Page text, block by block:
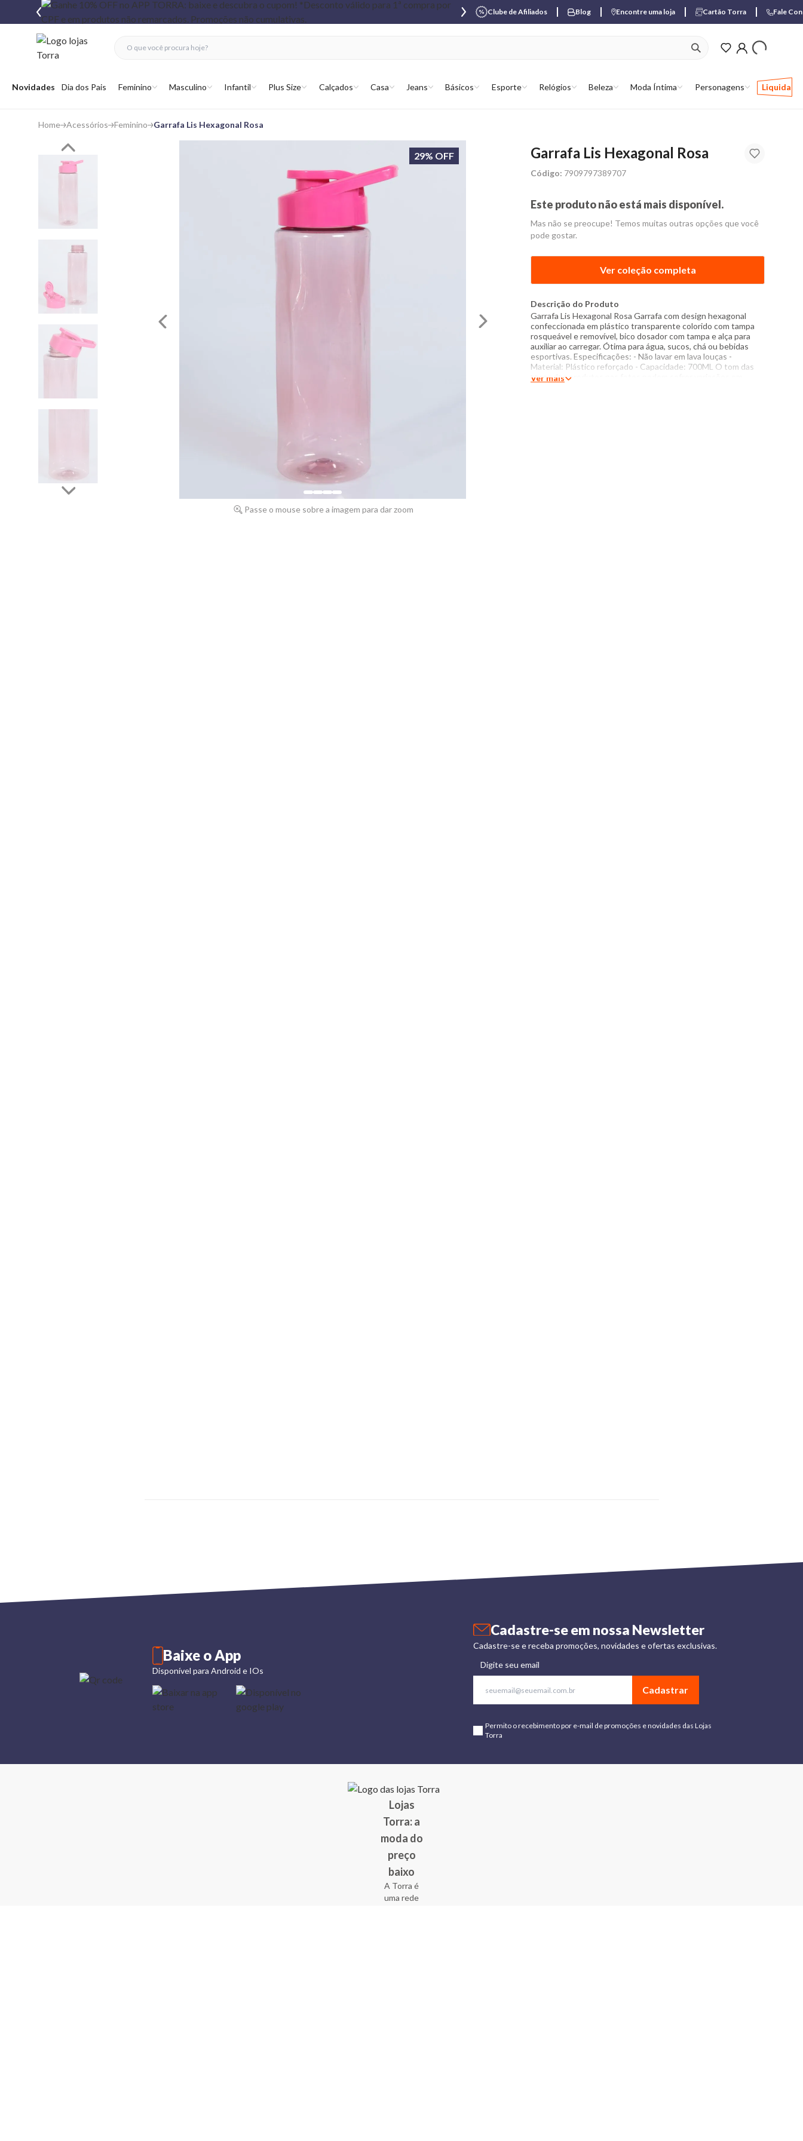
Clube de Afiliados Blog Encontre uma loja Cartão Torra Fale
Abrir menu
Novidades Dia dos Pais Feminino Masculino Infantil Plus Size Calçados Casa Jeans Básicos Esporte Relógios Beleza Moda Íntima Personagens Liquida
ver produtos
fechar menu
fechar menu
favoritos
Home Acessórios Feminino Garrafa Lis Hexagonal Rosa
29% OFF
Passe o mouse sobre a imagem para dar zoom
Garrafa Lis Hexagonal Rosa
Código: 7909797389707
Este produto não está mais disponível.
Mas não se preocupe! Temos muitas outras opções que você
pode gostar.
Ver coleção completa
Descrição do Produto
Garrafa Lis Hexagonal Rosa Garrafa com design hexagonal
confeccionada em plástico transparente colorido com tampa
rosqueável e removível, bico dosador com tampa e alça para
auxiliar ao carregar. Ótima para água, sucos, chá ou bebidas
esportivas. Especificações: - Não lavar em lava louças -
Material: Plástico reforçado - Capacidade: 700ML O tom das
cores dos produtos nas fotos podem sofrer variações em
Ver mais
Cadastre-se em nossa Newsletter
Cadastre-se e receba promoções, novidades e ofertas exclusivas.
Digite seu email
Cadastrar
Permito o recebimento por e-mail de promoções e novidades das Lojas
Torra
Baixe o App
Disponível para Android e IOs
Lojas
Torra: a
moda do
preço
baixo
A Torra é
uma rede